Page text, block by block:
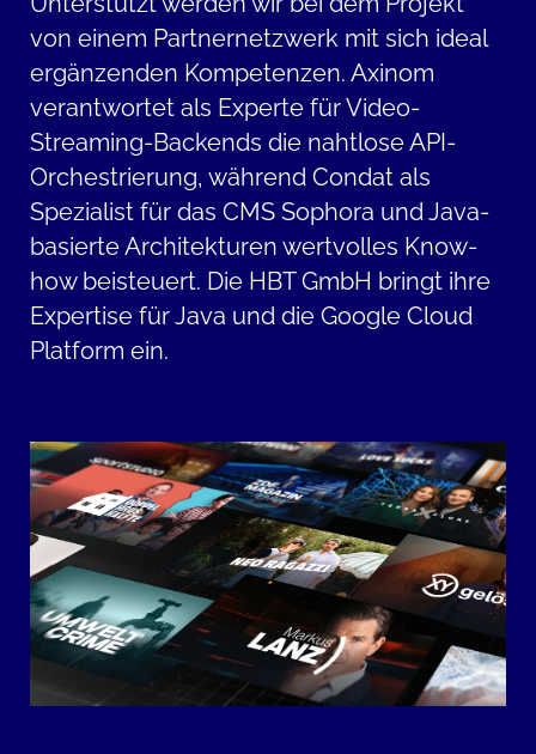
von einem Partnernetzwerk mit sich ideal
ergänzenden Kompetenzen. Axinom
verantwortet als Experte für Video-
Streaming-Backends die nahtlose API-
Orchestrierung, während Condat als
Spezialist für das CMS Sophora und Java-
basierte Architekturen wertvolles Know-
how beisteuert. Die HBT GmbH bringt ihre
Expertise für Java und die Google Cloud
Platform ein.